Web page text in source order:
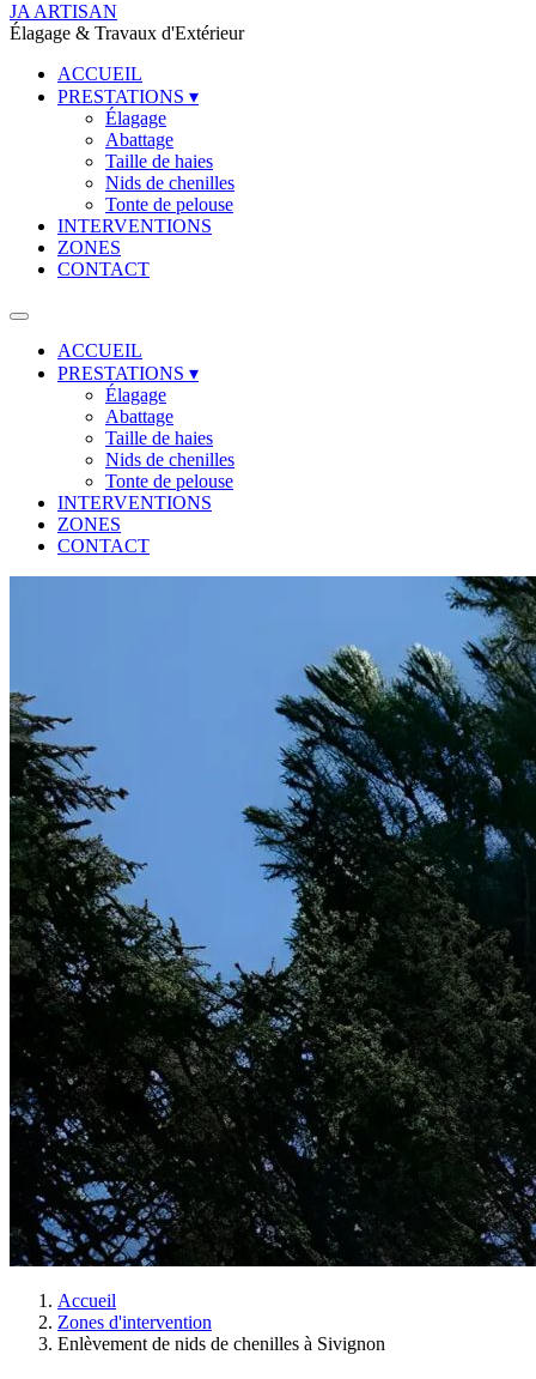
JA ARTISAN
Élagage & Travaux d'Extérieur
ACCUEIL
PRESTATIONS ▾
Élagage
Abattage
Taille de haies
Nids de chenilles
Tonte de pelouse
INTERVENTIONS
ZONES
CONTACT
ACCUEIL
PRESTATIONS ▾
Élagage
Abattage
Taille de haies
Nids de chenilles
Tonte de pelouse
INTERVENTIONS
ZONES
CONTACT
Accueil
Zones d'intervention
Enlèvement de nids de chenilles à Sivignon